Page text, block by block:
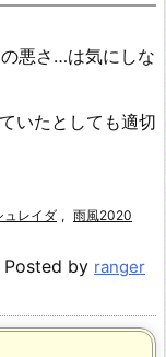
悪さ…は気にしな
いたとしても適切
ュレイダ , 雨風2020
Posted by ranger